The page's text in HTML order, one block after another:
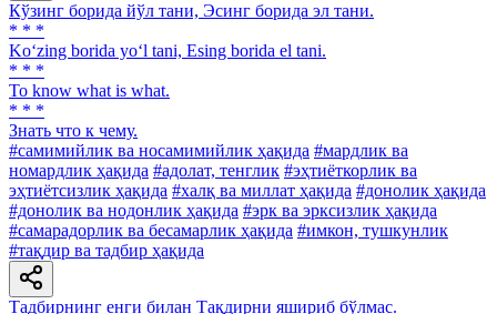
Кўзинг борида йўл тани, Эсинг борида эл тани.
* * *
Ko‘zing borida yo‘l tani, Esing borida el tani.
* * *
To know what is what.
* * *
Знать что к чему.
#самимийлик ва носамимийлик ҳақида #мардлик ва
номардлик ҳақида #адолат, тенглик #эҳтиёткорлик ва
эҳтиётсизлик ҳақида #халқ ва миллат ҳақида #донолик ҳақида
#донолик ва нодонлик ҳақида #эрк ва эрксизлик ҳақида
#самарадорлик ва бесамарлик ҳақида #имкон, тушкунлик
#тақдир ва тадбир ҳақида
Тадбирнинг енги билан Тақдирни яшириб бўлмас.